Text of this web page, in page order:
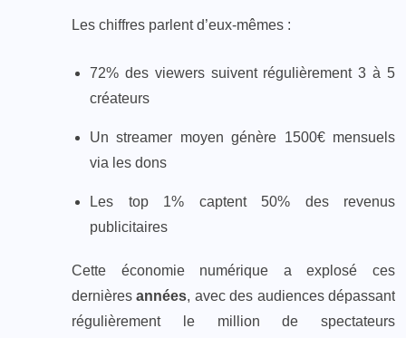
Les chiffres parlent d’eux-mêmes :
72% des viewers suivent régulièrement 3 à 5
créateurs
Un streamer moyen génère 1500€ mensuels
via les dons
Les top 1% captent 50% des revenus
publicitaires
Cette économie numérique a explosé ces
dernièresannées, avec des audiences dépassant
régulièrement le million de spectateurs